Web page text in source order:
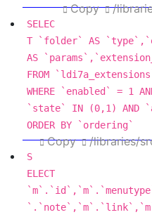
/
Copy
SELEC
T `folder` AS
AS
FROM
WHERE `enabled` = 1
`state` IN (0,1 ) AND
ORDER BY `ordering`
/libraries/
Copy
S
ELECT